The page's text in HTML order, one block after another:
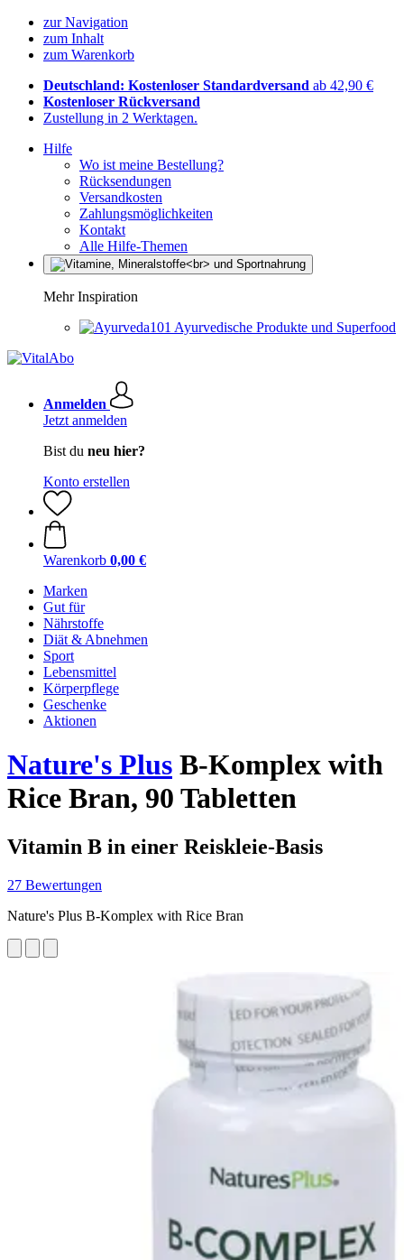
zur Navigation
zum Inhalt
zum Warenkorb
Deutschland: Kostenloser Standardversand ab 42,90 €
Kostenloser Rückversand
Zustellung in 2 Werktagen.
Hilfe
Wo ist meine Bestellung?
Rücksendungen
Versandkosten
Zahlungsmöglichkeiten
Kontakt
Alle Hilfe-Themen
Mehr Inspiration
Ayurvedische Produkte und Superfood
Anmelden
Jetzt anmelden
Bist du neu hier?
Konto erstellen
Warenkorb 0,00 €
Marken
Gut für
Nährstoffe
Diät & Abnehmen
Sport
Lebensmittel
Körperpflege
Geschenke
Aktionen
Nature's Plus B-Komplex with
Rice Bran, 90 Tabletten
Vitamin B in einer Reiskleie-Basis
27 Bewertungen
Nature's Plus B-Komplex with Rice Bran